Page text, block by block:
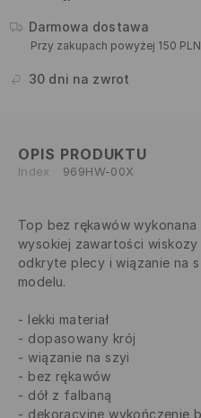
Darmowa dostawa
Przy zakupach powyżej 150 PLN
30 dni na zwrot
OPIS PRODUKTU
Index 969HW-00X
Top bez rękawów
wysokiej zawartości wiskozy
odkryte plecy i wiązanie na
modelu.
lekki materiał
dopasowany krój
wiązanie na szyi
bez rękawów
dół z falbaną
dekoracyjne wykończenie